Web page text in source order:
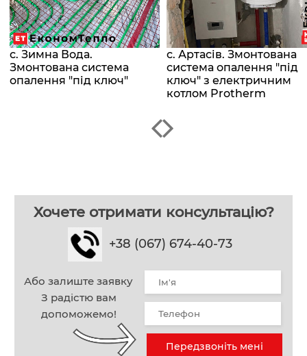
с. Зимна Вода.
Змонтована система
опалення "під ключ"
с. Артасів. Змонтована
система опалення "під
ключ" з електричним
котлом Protherm
Хочете отримати консультацію?
+38 (067) 674-40-73
Або залиште заявку
З радістю вам
допоможемо!
Передзвоніть мені